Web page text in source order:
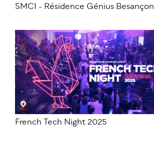
SMCI - Résidence Génius Besançon
French Tech Night 2025